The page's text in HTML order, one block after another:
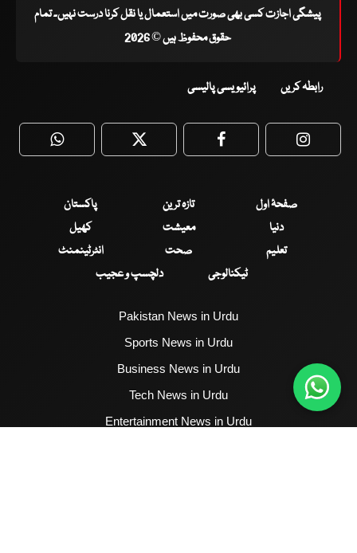
پیشگی اجازت کسی بھی صورت میں استعمال یا نقل کرنا درست نہیں۔ تمام
حقوق محفوظ ہیں © 2026
رابطہ کریں پرائیویسی پالیسی
WhatsApp Twitter Facebook
صفحۂ اول تازہ ترین
پاکستان
دنیا
معیشت
کھیل
تعلیم
صحت
انٹرٹینمنٹ
ٹیکنالوجی
دلچسپ و عجیب
Pakistan News in Urdu
Sports News in Urdu
Business News in Urdu
Tech News in Urdu
Entertainment News in Urdu